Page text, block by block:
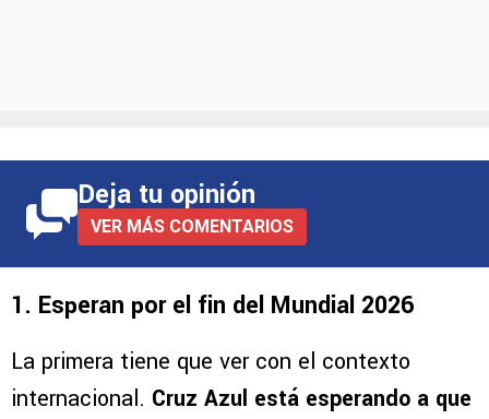
Deja tu opinión
VER MÁS COMENTARIOS
1. Esperan por el fin del Mundial 2026
La primera tiene que ver con el contexto
internacional. Cruz Azul está esperando a que